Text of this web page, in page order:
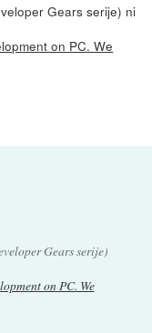
Gears serije) ni
on PC. We
Gears serije)
on PC. We